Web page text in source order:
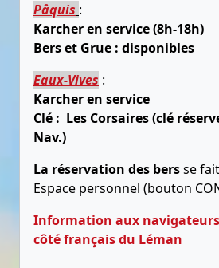
Pâquis :
Karcher en service (8h-18h)
Bers et Grue : disponibles
Eaux-Vives :
Karcher en service
Clé : Les Corsaires (clé
Nav.)
La réservation des bersse
Espace personnel (bouton
Information aux
côté français du Léman